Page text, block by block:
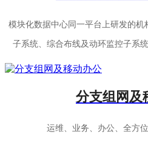
模块化数据中心同一平台上研发的
子系统、综合布线及动环监控子系
分支组网及
运维、业务、办公、全方